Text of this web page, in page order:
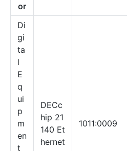
or
Di
gi
ta
l
E
q
ui
p
m
en
t
DECc
hip 21
140 Et
hernet
1011:0009